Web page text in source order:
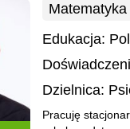
Matematyka
Edukacja:
Dzielnica:
Pracuję